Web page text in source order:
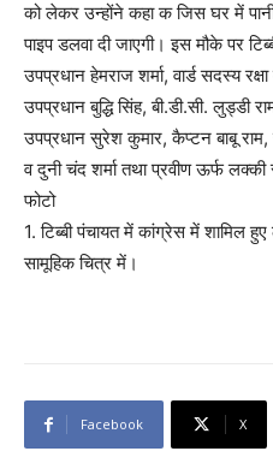
को लेकर उन्होंने कहा क जिस घर में
पाइप डलवा दी जाएगी। इस मौके पर
उपप्रधान हेमराज शर्मा, वार्ड सदस्य
उपप्रधान बुद्धि सिंह, बी.डी.सी. लुड्डी
उपप्रधान सुरेश कुमार, कैप्टन बाबू राम,
व दुनी चंद शर्मा तथा प्रवीण ऊर्फ
फोटो
1. टिब्बी पंचायत में कांग्रेस में शामिल
सामूहिक चित्र में।
Facebook X